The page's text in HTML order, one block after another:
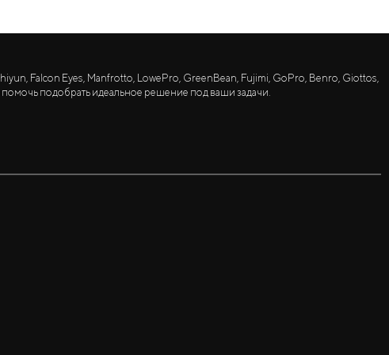
Falcon Eyes, Manfrotto, LowePro, GreenBean, Fujimi, GoPro, Benro, Giottos,
подобрать идеальное решение под ваши задачи.